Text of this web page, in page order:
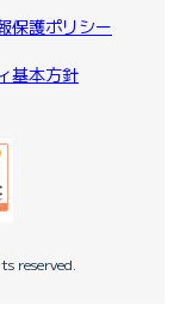
保護ポリシー
基本方針
reserved.